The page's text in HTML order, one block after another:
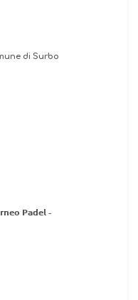
di Surbo
𝗣𝗮𝗱𝗲𝗹 -